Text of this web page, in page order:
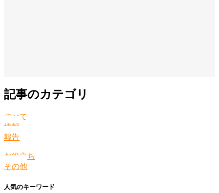
記事のカテゴリ
すべて
情報
報告
お役立ち
その他
人気のキーワード